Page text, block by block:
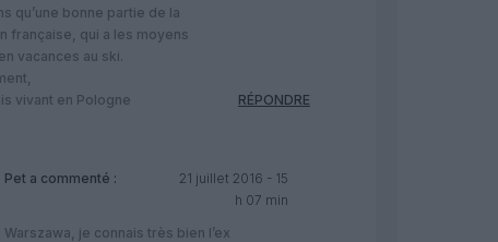
qu’une bonne partie de la
française, qui a les moyens
vacances au ski.
vivant en Pologne
RÉPONDRE
Pet a commenté :
21 juillet 2016 - 15
h 07 min
Warszawa, je connais très bien l’ex